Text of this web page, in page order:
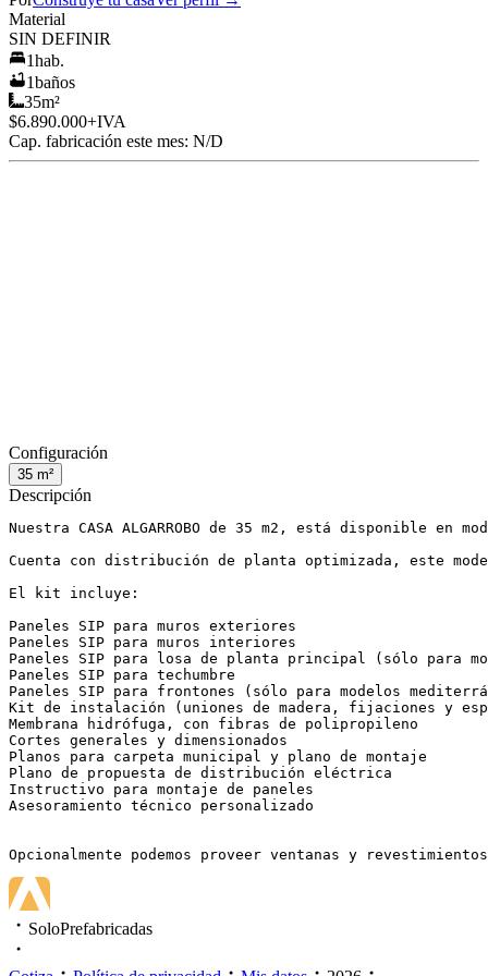
Material
SIN DEFINIR
1hab.
1baños
35m²
$6.890.000+IVA
Cap. fabricación este mes: N/D
Configuración
35 m²
Descripción
Nuestra CASA ALGARROBO de 35 m2, está
Cuenta con distribución de planta optimizada, este
El kit incluye:
Paneles SIP para muros exteriores
Paneles SIP para muros interiores
Paneles SIP para losa de planta principal (sólo para
Paneles SIP para techumbre
Paneles SIP para frontones (sólo para modelos
Kit de instalación (uniones de madera, fijaciones y
Membrana hidrófuga, con fibras de polipropileno
Cortes generales y dimensionados
Planos para carpeta municipal y plano de montaje
Plano de propuesta de distribución eléctrica
Instructivo para montaje de paneles
Asesoramiento técnico personalizado
Opcionalmente podemos proveer ventanas y
SoloPrefabricadas